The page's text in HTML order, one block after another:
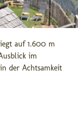
auf 1.600 m
im
der Achtsamkeit